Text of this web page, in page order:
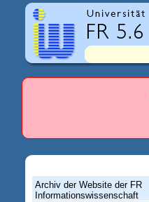
r
l
a
n
s
-
F
a
Archiv der Website der FR
Informationswissenschaft